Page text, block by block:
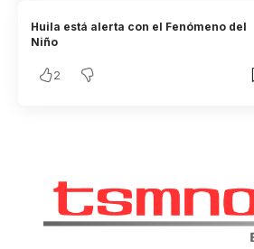
Huila está alerta con el Fenómeno del
Niño
2